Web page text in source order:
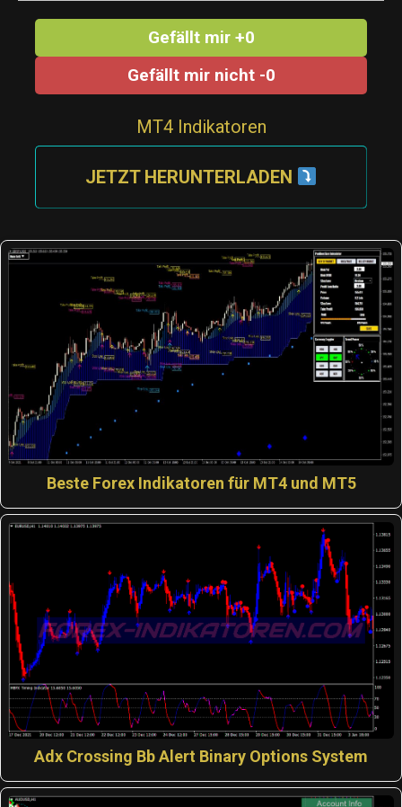
Gefällt mir +0
Gefällt mir nicht -0
MT4 Indikatoren
JETZT HERUNTERLADEN
Beste Forex Indikatoren für MT4 und MT5
Adx Crossing Bb Alert Binary Options System